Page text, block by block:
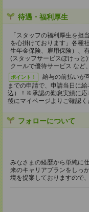
待遇・福利厚生
「スタッフの福利厚生を担
を心掛けております」各種
生年金保険、雇用保険）、
(スタッフサービスぽけっと
クールで優待サービス など
ポイント！
給与の前払いが
までの申請で、申請当日に
込）！※承認の勤怠実績に
後にマイページよりご確認く
フォローについて
みなさまの経歴から単純に
来のキャリアプランをしっ
境を提案しておりますので